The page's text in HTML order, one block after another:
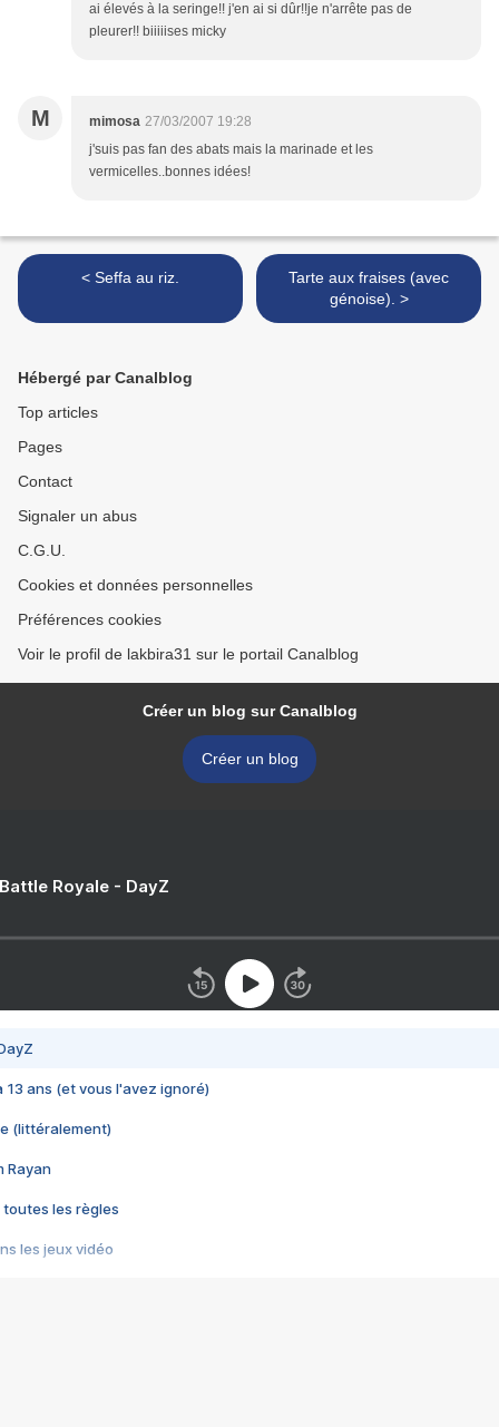
ai élevés à la seringe!! j'en ai si dûr!!je n'arrête pas de
pleurer!! biiiiises micky
M mimosa 27/03/2007 19:28
j'suis pas fan des abats mais la marinade et les
vermicelles..bonnes idées!
< Seffa au riz.
Tarte aux fraises (avec
génoise). >
Hébergé par Canalblog
Top articles
Pages
Contact
Signaler un abus
C.G.U.
Cookies et données personnelles
Préférences cookies
Voir le profil de lakbira31 sur le portail Canalblog
Créer un blog sur Canalblog
Créer un blog
Royale - DayZ
13 ans (et vous l'avez ignoré)
(littéralement)
Rayan
toutes les règles
les jeux vidéo